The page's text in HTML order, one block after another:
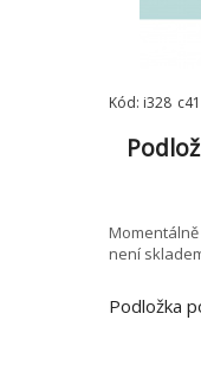
Kód:
Momentálně
není
Podložka